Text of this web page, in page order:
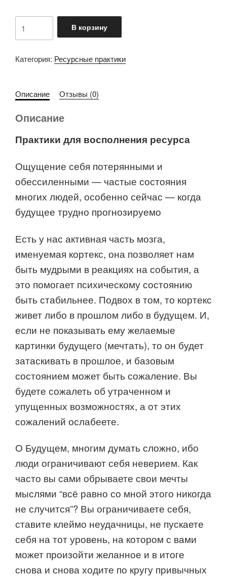
товара
ресурса
В корзину
Категория: Ресурсные практики
Описание Отзывы (0)
Описание
Практики для восполнения ресурса
Ощущение себя потерянными и
обессиленными — частые состояния
многих людей, особенно сейчас — когда
будущее трудно прогнозируемо
Есть у нас активная часть мозга,
именуемая кортекс, она позволяет нам
быть мудрыми в реакциях на события, а
это помогает психическому состоянию
быть стабильнее. Подвох в том, то кортекс
живет либо в прошлом либо в будущем. И,
если не показывать ему желаемые
картинки будущего (мечтать), то он будет
затаскивать в прошлое, и базовым
состоянием может быть сожаление. Вы
будете сожалеть об утраченном и
упущенных возможностях, а от этих
сожалений ослабеете.
О Будущем, многим думать сложно, ибо
люди ограничивают себя неверием. Как
часто вы сами обрываете свои мечты
мыслями “всё равно со мной этого никогда
не случится”? Вы ограничиваете себя,
ставите клеймо неудачницы, не пускаете
себя на тот уровень, на котором с вами
может произойти желанное и в итоге
снова и снова ходите по кругу привычных